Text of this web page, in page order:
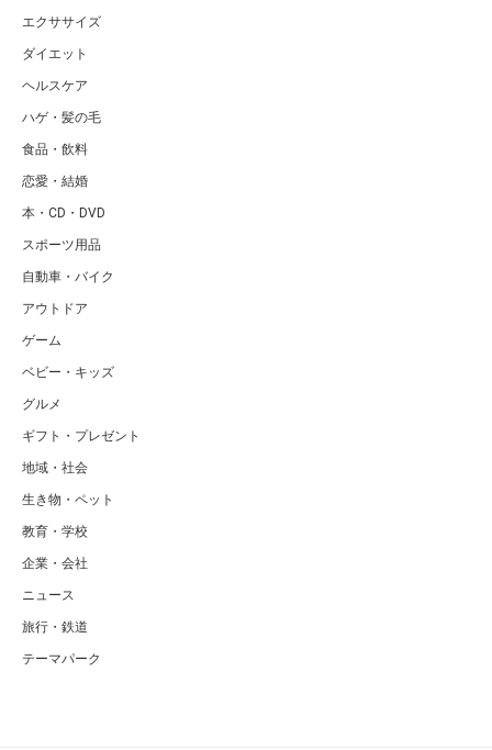
エクササイズ
ダイエット
ヘルスケア
ハゲ・髪の毛
食品・飲料
恋愛・結婚
本・CD・DVD
スポーツ用品
自動車・バイク
アウトドア
ゲーム
ベビー・キッズ
グルメ
ギフト・プレゼント
地域・社会
生き物・ペット
教育・学校
企業・会社
ニュース
旅行・鉄道
テーマパーク